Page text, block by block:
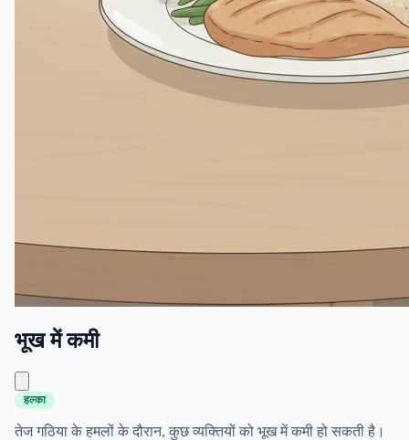
भूख में कमी
हल्का
तेज गठिया के हमलों के दौरान, कुछ व्यक्तियों को भूख में कमी हो सकती है।